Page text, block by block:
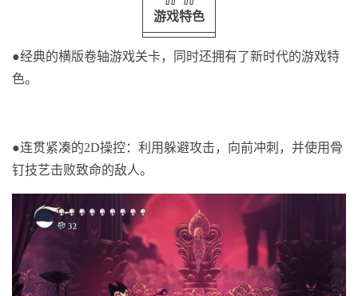
游戏特色
●经典的横版卷轴游戏关卡，同时还拥有了新时代的游戏特
色。
●连贯紧凑的2D操控：利用躲避攻击，向前冲刺，并使用骨
钉技艺击败致命的敌人。